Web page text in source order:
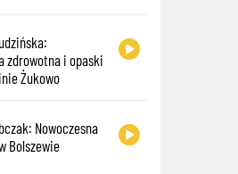
zdrowotna i opaski
Żukowo
Nowoczesna
Bolszewie